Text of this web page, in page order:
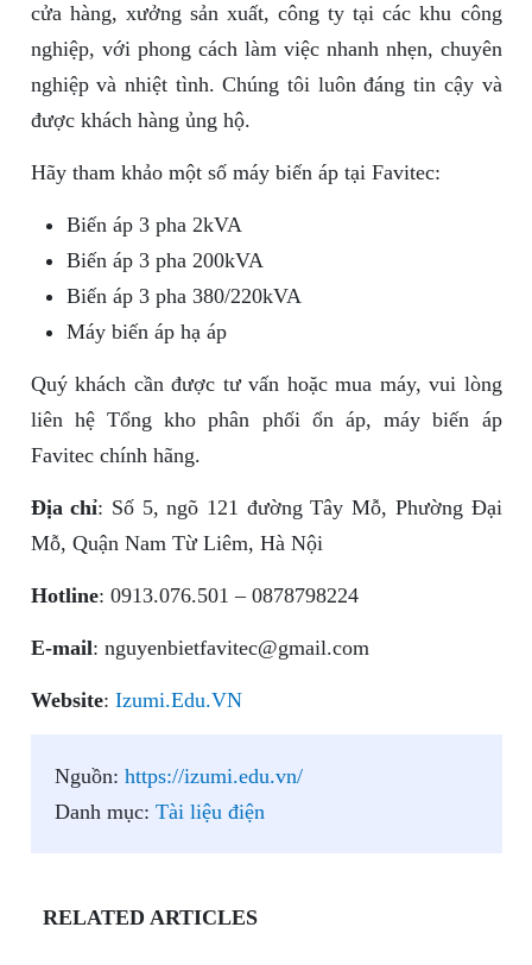
cửa hàng, xưởng sản xuất, công ty tại các khu công
nghiệp, với phong cách làm việc nhanh nhẹn, chuyên
nghiệp và nhiệt tình. Chúng tôi luôn đáng tin cậy và
được khách hàng ủng hộ.
Hãy tham khảo một số máy biến áp tại Favitec:
Biến áp 3 pha 2kVA
Biến áp 3 pha 200kVA
Biến áp 3 pha 380/220kVA
Máy biến áp hạ áp
Quý khách cần được tư vấn hoặc mua máy, vui lòng
liên hệ Tổng kho phân phối ổn áp, máy biến áp
Favitec chính hãng.
Địa chỉ: Số 5, ngõ 121 đường Tây Mỗ, Phường Đại
Mỗ, Quận Nam Từ Liêm, Hà Nội
Hotline: 0913.076.501 – 0878798224
E-mail: nguyenbietfavitec@gmail.com
Website: Izumi.Edu.VN
Nguồn: https://izumi.edu.vn/
Danh mục: Tài liệu điện
RELATED ARTICLES